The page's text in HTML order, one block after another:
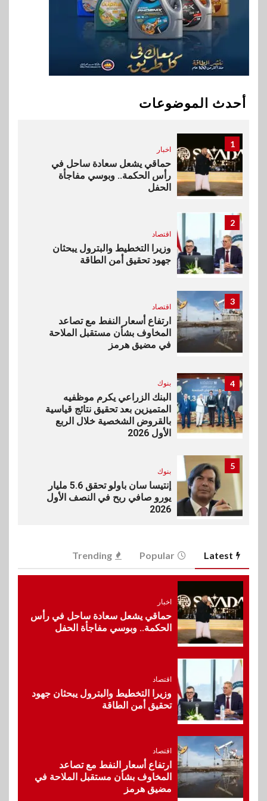
أحدث الموضوعات
في تطوير أول منصة للسياحة
الصحية في مصر والشرق الأوسط
وأفريقيا Tour4Cure
سوق وصلة
جهازًا مثاليًا للشباب
1
اخبار
حماقي يشعل سعادة ساحل في
رأس الحكمة.. وبوسي مفاجأة
الحفل
2
اقتصاد
وزيرا التخطيط والبترول يبحثان
جهود تحقيق أمن الطاقة
3
اقتصاد
ارتفاع أسعار النفط مع تصاعد
المخاوف بشأن مستقبل الملاحة
في مضيق هرمز
4 بنوك
البنك الزراعي يكرم موظفيه
المتميزين بعد تحقيق نتائج قياسية
بالقروض الشخصية خلال الربع
الأول 2026
5
بنوك
إنتيسا سان باولو تحقق 5.6 مليار
يورو صافي ربح في النصف الأول
2026
غرفة القاهرة تنظم ندوة إلكترونية
لدعم الصادرات وتحقيق
7
بنوك
8
بنوك
للنمو والتوسع
9 اخبار
فيكسد مصر و”حلول” تتشاركان
Latest
Popular
Trending
اخبار
حماقي يشعل سعادة ساحل في رأس
الحكمة.. وبوسي مفاجأة الحفل
اقتصاد
وزيرا التخطيط والبترول يبحثان جهود
تحقيق أمن الطاقة
اقتصاد
ارتفاع أسعار النفط مع تصاعد
المخاوف بشأن مستقبل الملاحة في
مضيق هرمز